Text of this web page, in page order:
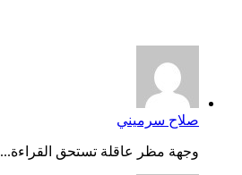
صلاح سرميني
وجهة مظر عاقلة تستحق القراءة...